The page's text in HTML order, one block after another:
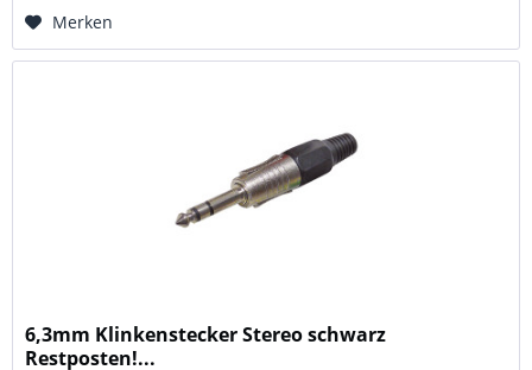
Merken
6,3mm Klinkenstecker Stereo schwarz
Restposten!...